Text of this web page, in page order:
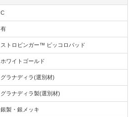
C
有
ストロビンガー™ ピッコロパッド
ホワイトゴールド
グラナディラ(選別材)
グラナディラ製(選別材)
銀製・銀メッキ